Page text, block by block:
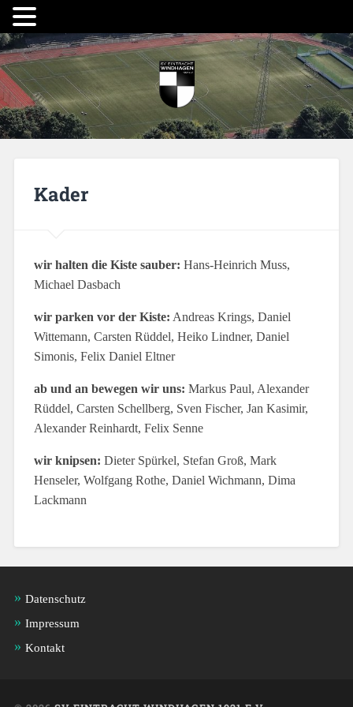
Kader
wir halten die Kiste sauber: Hans-Heinrich Muss,
Michael Dasbach
wir parken vor der Kiste: Andreas Krings, Daniel
Wittemann, Carsten Rüddel, Heiko Lindner, Daniel
Simonis, Felix Daniel Eltner
ab und an bewegen wir uns: Markus Paul, Alexander
Rüddel, Carsten Schellberg, Sven Fischer, Jan Kasimir,
Alexander Reinhardt, Felix Senne
wir knipsen: Dieter Spürkel, Stefan Groß, Mark
Henseler, Wolfgang Rothe, Daniel Wichmann, Dima
Lackmann
Datenschutz
Impressum
Kontakt